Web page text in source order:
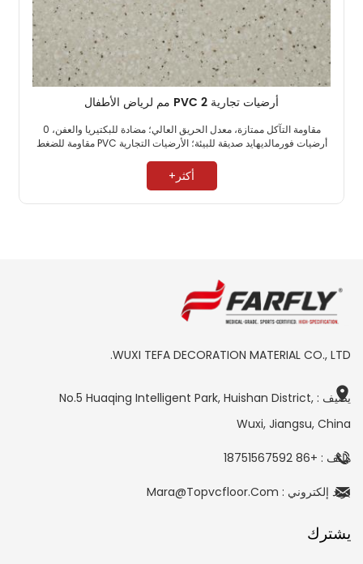
أرضيات تجارية PVC 2 مم لرياض الأطفال
مقاومة التآكل ممتازة، معدل الحريق العالي؛ مضادة للبكتيريا والعفن، 0
أرضيات فورمالديهايد صديقة للبيئة؛ الأرضيات التجارية PVC مقاومة للضغط
أكثر+
WUXI TEFA DECORATION MATERIAL CO., LTD.
يضيف : No.5 Huaqing Intelligent Park, Huishan District,
Wuxi, Jiangsu, China
هاتف : +86 18751567592
بريد إلكتروني : Mara@topvcfloor.com
يشترك